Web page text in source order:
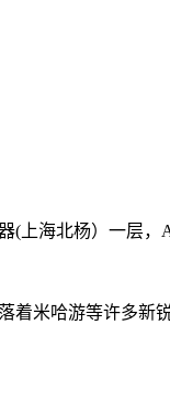
(上海北杨）一层，
米哈游等许多新